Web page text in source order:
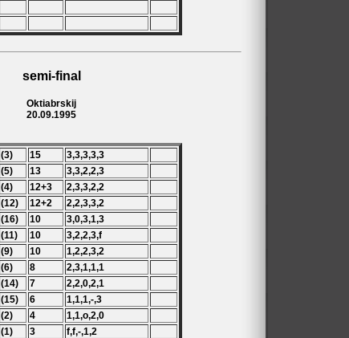
semi-final
Oktiabrskij
20.09.1995
(3) 15
3,3,3,3,3
(5) 13
3,3,2,2,3
(4) 12+3
2,3,3,2,2
(12) 12+2
2,2,3,3,2
(16) 10
3,0,3,1,3
(11) 10
3,2,2,3,f
(9) 10
1,2,2,3,2
(6) 8
2,3,1,1,1
(14) 7
2,2,0,2,1
(15) 6
1,1,1,-,3
(2) 4
1,1,o,2,0
(1) 3
f,f,-,1,2